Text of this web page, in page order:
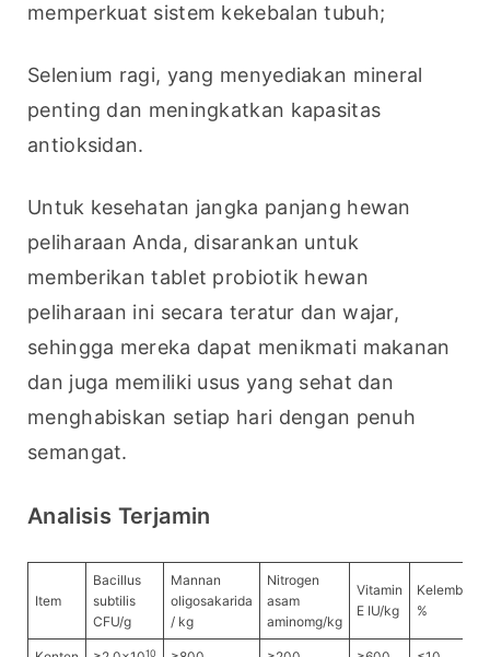
memperkuat sistem kekebalan tubuh;
Selenium ragi, yang menyediakan mineral
penting dan meningkatkan kapasitas
antioksidan.
Untuk kesehatan jangka panjang hewan
peliharaan Anda, disarankan untuk
memberikan tablet probiotik hewan
peliharaan ini secara teratur dan wajar,
sehingga mereka dapat menikmati makanan
dan juga memiliki usus yang sehat dan
menghabiskan setiap hari dengan penuh
semangat.
Analisis Terjamin
Item
Bacillus
subtilis
CFU/g
Mannan
oligosakarida
/ kg
Nitrogen
asam
aminomg/kg
Vitamin
E IU/kg
%
10